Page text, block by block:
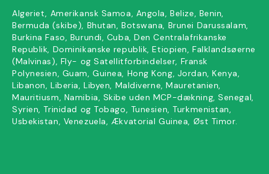
Algeriet, Amerikansk Samoa, Angola, Belize, Benin,
Bermuda (skibe), Bhutan, Botswana, Brunei Darussalam,
Burkina Faso, Burundi, Cuba, Den Centralafrikanske
Republik, Dominikanske republik, Etiopien, Falklandsøerne
(Malvinas), Fly- og Satellitforbindelser, Fransk
Polynesien, Guam, Guinea, Hong Kong, Jordan, Kenya,
Libanon, Liberia, Libyen, Maldiverne, Mauretanien,
Mauritiusm, Namibia, Skibe uden MCP-dækning, Senegal,
Syrien, Trinidad og Tobago, Tunesien, Turkmenistan,
Usbekistan, Venezuela, Ækvatorial Guinea, Øst Timor.